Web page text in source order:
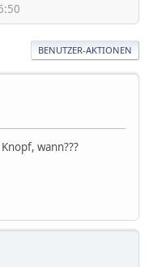
BENUTZER-AKTIONEN
wann???